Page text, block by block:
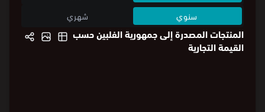
سنوي
شهري
المنتجات المصدرة إلى جمهورية الفلبين حسب
القيمة التجارية